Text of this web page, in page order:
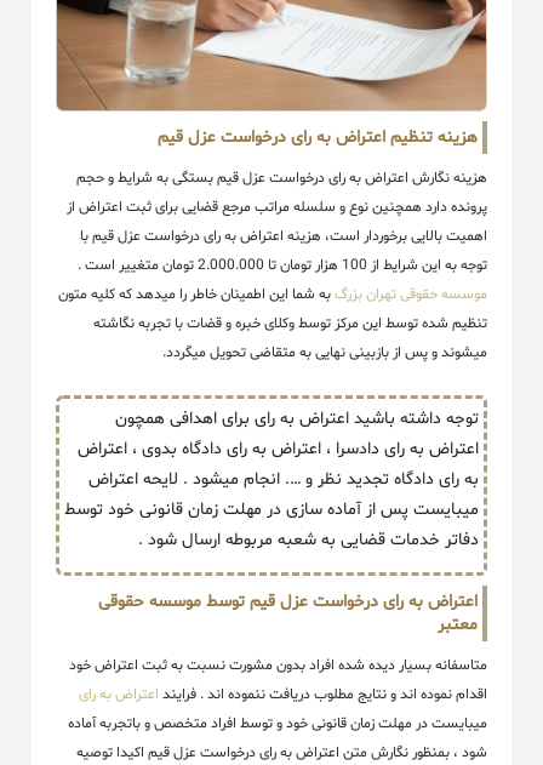
هزینه تنظیم اعتراض به رای درخواست عزل قیم
هزینه نگارش اعتراض به رای درخواست عزل قیم بستگی به شرایط و حجم
پرونده دارد همچنین نوع و سلسله مراتب مرجع قضایی برای ثبت اعتراض از
اهمیت بالایی برخوردار است، هزینه اعتراض به رای درخواست عزل قیم با
توجه به این شرایط از 100 هزار تومان تا 2.000.000 تومان متغییر است .
موسسه حقوقی تهران بزرگبه شما این اطمینان خاطر را میدهد که کلیه متون
تنظیم شده توسط این مرکز توسط وکلای خبره و قضات با تجربه نگاشته
میشوند و پس از بازبینی نهایی به متقاضی تحویل میگردد.
توجه داشته باشید اعتراض به رای برای اهدافی همچون
اعتراض به رای دادسرا ، اعتراض به رای دادگاه بدوی ، اعتراض
به رای دادگاه تجدید نظر و …. انجام میشود . لایحه اعتراض
میبایست پس از آماده سازی در مهلت زمان قانونی خود توسط
دفاتر خدمات قضایی به شعبه مربوطه ارسال شود .
اعتراض به رای درخواست عزل قیم توسط موسسه حقوقی
معتبر
متاسفانه بسیار دیده شده افراد بدون مشورت نسبت به ثبت اعتراض خود
اقدام نموده اند و نتایج مطلوب دریافت ننموده اند . فرایند اعتراض به رای
میبایست در مهلت زمان قانونی خود و توسط افراد متخصص و باتجربه آماده
شود ، بمنظور نگارش متن اعتراض به رای درخواست عزل قیم اکیدا توصیه